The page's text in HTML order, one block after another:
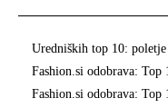
Uredniških top 10: poletje
Fashion.si odobrava: Top
Fashion.si odobrava: Top